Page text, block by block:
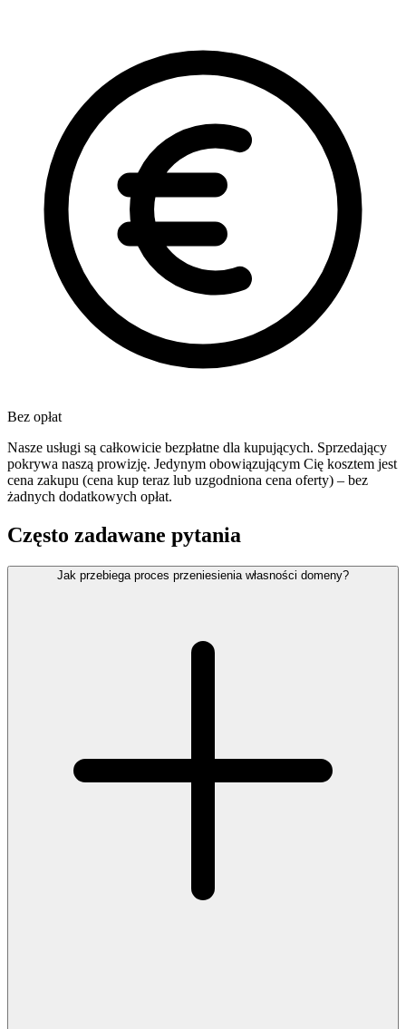
Bez opłat
Nasze usługi są całkowicie bezpłatne dla kupujących. Sprzedający
pokrywa naszą prowizję. Jedynym obowiązującym Cię kosztem jest
cena zakupu (cena kup teraz lub uzgodniona cena oferty) – bez
żadnych dodatkowych opłat.
Często zadawane pytania
Jak przebiega proces przeniesienia własności domeny?